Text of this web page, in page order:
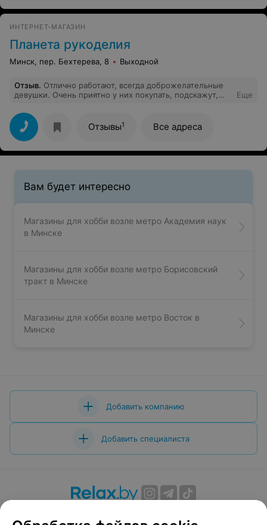
ИНТЕРНЕТ-МАГАЗИН
Планета рукоделия
Минск, пер. Бехтерева, 8 Выходной
Отзыв. Отлично работают, всегда доброжелательные
девушки. Очень приятно у них покупать, подскажут,
Еще
Отзывы1 Все адреса
Вам будет интересно
Магазины для хобби возле метро Академия наук
в Минске
Магазины для хобби возле метро Борисовский
тракт в Минске
Магазины для хобби возле метро Восток в
Минске
Добавить компанию
Добавить специалиста